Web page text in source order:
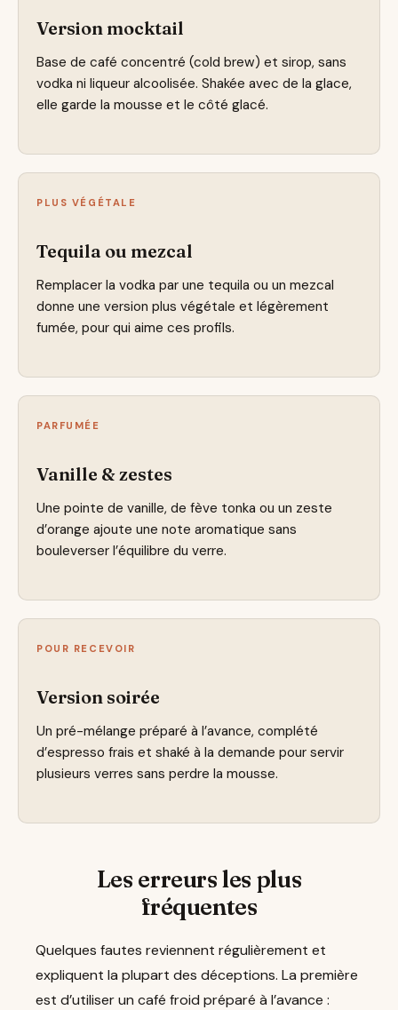
Version mocktail
Base de café concentré (cold brew) et sirop, sans
vodka ni liqueur alcoolisée. Shakée avec de la glace,
elle garde la mousse et le côté glacé.
PLUS VÉGÉTALE
Tequila ou mezcal
Remplacer la vodka par une tequila ou un mezcal
donne une version plus végétale et légèrement
fumée, pour qui aime ces profils.
PARFUMÉE
Vanille & zestes
Une pointe de vanille, de fève tonka ou un zeste
d’orange ajoute une note aromatique sans
bouleverser l’équilibre du verre.
POUR RECEVOIR
Version soirée
Un pré-mélange préparé à l’avance, complété
d’espresso frais et shaké à la demande pour servir
plusieurs verres sans perdre la mousse.
Les erreurs les plus
fréquentes
Quelques fautes reviennent régulièrement et
expliquent la plupart des déceptions. La première
est d’utiliser un café froid préparé à l’avance :